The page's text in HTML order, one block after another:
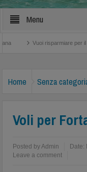
Menu
Vuoi risparmiare per il tuo
Home Senza
Voli per
Posted byAdmin Date:
Leave a comment